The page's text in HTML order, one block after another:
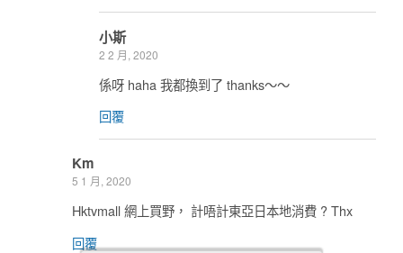
小斯
2 2 月, 2020
係呀 haha 我都換到了 thanks～～
回覆
Km
5 1 月, 2020
Hktvmall 網上買野， 計唔計東亞日本地消費 ? Thx
回覆